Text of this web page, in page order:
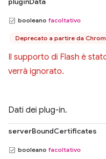
booleano facoltativo
Deprecato a partire da
Il supporto di Flash è
verrà ignorato.
Dati dei plug-in.
serverBoundCertificates
booleano facoltativo